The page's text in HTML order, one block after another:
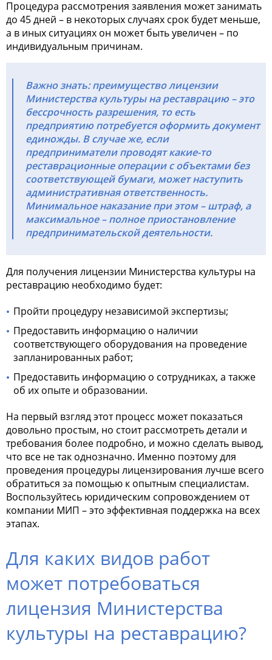
Процедура рассмотрения заявления может занимать
до 45 дней – в некоторых случаях срок будет меньше,
а в иных ситуациях он может быть увеличен – по
индивидуальным причинам.
Важно знать: преимущество лицензии
Министерства культуры на реставрацию – это
бессрочность разрешения, то есть
предприятию потребуется оформить документ
единожды. В случае же, если
предприниматели проводят какие-то
реставрационные операции с объектами без
соответствующей бумаги, может наступить
административная ответственность.
Минимальное наказание при этом – штраф, а
максимальное – полное приостановление
предпринимательской деятельности.
Для получения лицензии Министерства культуры на
реставрацию необходимо будет:
Пройти процедуру независимой экспертизы;
Предоставить информацию о наличии
соответствующего оборудования на проведение
запланированных работ;
Предоставить информацию о сотрудниках, а также
об их опыте и образовании.
На первый взгляд этот процесс может показаться
довольно простым, но стоит рассмотреть детали и
требования более подробно, и можно сделать вывод,
что все не так однозначно. Именно поэтому для
проведения процедуры лицензирования лучше всего
обратиться за помощью к опытным специалистам.
Воспользуйтесь юридическим сопровождением от
компании МИП – это эффективная поддержка на всех
этапах.
Для каких видов работ
может потребоваться
лицензия Министерства
культуры на реставрацию?